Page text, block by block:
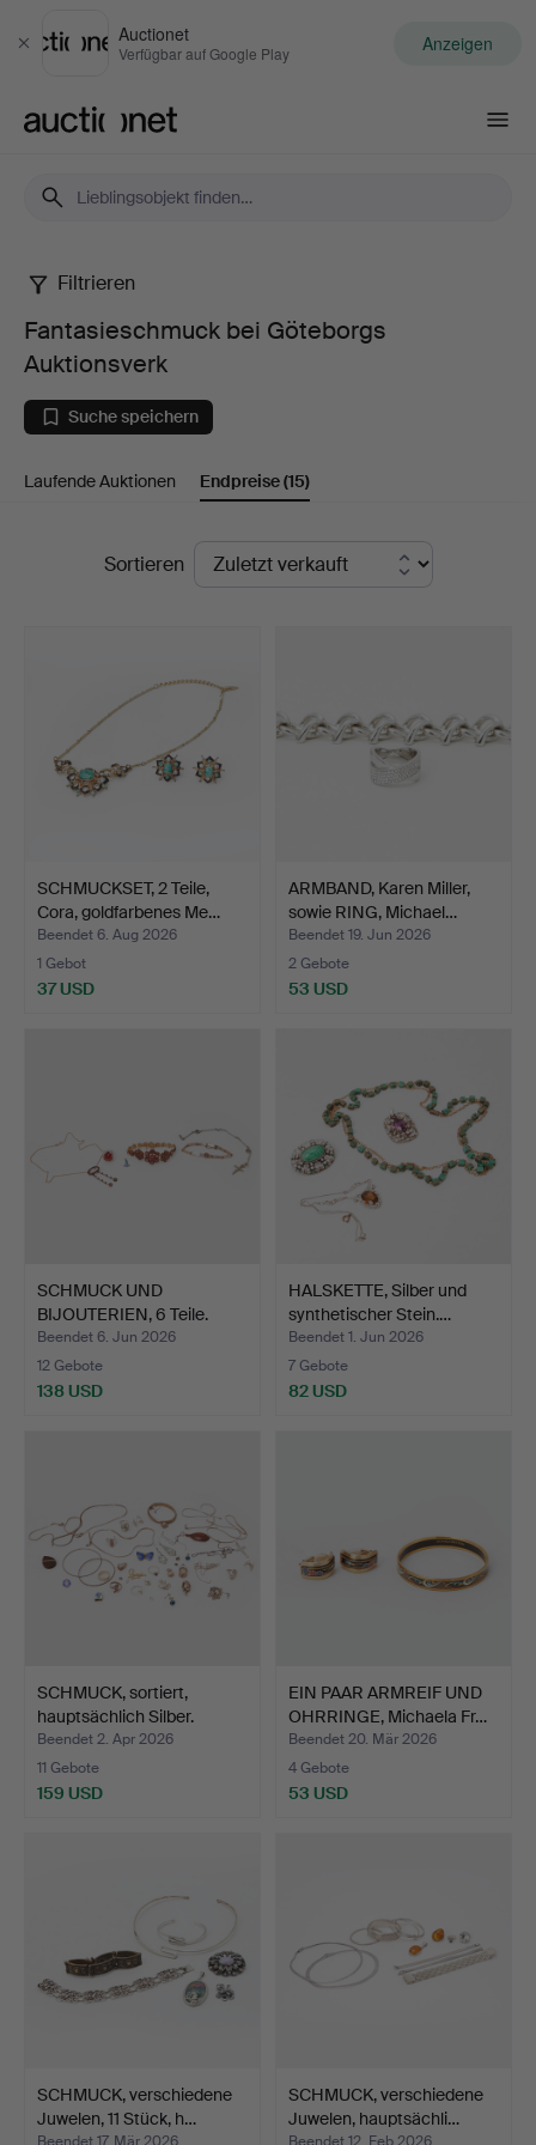
Schließen
Auctionet
Verfügbar auf Google Play Anzeigen
Fantasieschmuck
bei
Göteborgs
Auktionsverk
Filtrieren
Fantasieschmuck bei Göteborgs
Auktionsverk
Suche speichern
Laufende Auktionen Endpreise(15)
EndpreiseSortieren
SCHMUCKSET, 2 Teile,
Cora, goldfarbenes Me…
Beendet 6. Aug 2026
1 Gebot
37 USD
ARMBAND, Karen Miller,
sowie RING, Michael…
Beendet 19. Jun 2026
2 Gebote
53 USD
SCHMUCK UND
BIJOUTERIEN, 6 Teile.
Beendet 6. Jun 2026
12 Gebote
138 USD
HALSKETTE, Silber und
synthetischer Stein.…
Beendet 1. Jun 2026
7 Gebote
82 USD
SCHMUCK, sortiert,
hauptsächlich Silber.
Beendet 2. Apr 2026
11 Gebote
159 USD
EIN PAAR ARMREIF UND
OHRRINGE, Michaela Fr…
Beendet 20. Mär 2026
4 Gebote
53 USD
SCHMUCK, verschiedene
Juwelen, 11 Stück, h…
Beendet 17. Mär 2026
SCHMUCK, verschiedene
Juwelen, hauptsächli…
Beendet 12. Feb 2026